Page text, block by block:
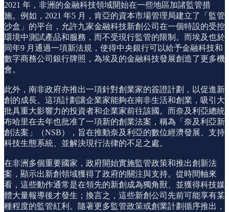
2021 年，非洲的金融科技領域開始在一些地區加諸監管措
施。例如，2021 年5 月，肯亞的資本市場管理局建立了「監管
沙盒」的平台，允許九家金融科技新創公司在一個特設的受控
環境中測試產品和服務，而不受現行監管的限制。而埃及也於
同年9 月通過一項新法規，使得中央銀行可以給予金融科技和
數字商務公司銀行牌照，為埃及的金融科技發展創造了更多機
會。
此外，南非政府亦推出一項針對創業家的簽證計劃，以促進新
創的成長。這項計劃讓企業家能夠在南非生活和創業，吸引大
批具重大影響力的投資者和企業家前往該國。而奈及利亞總統
布哈里在去年也批准了一項新的創業法案，稱為「奈及利亞新
創法案」（NSB），旨在推動奈及利亞的數位經濟發展、支持
科技生態系統、並解決現行法律的不足之處。
在非洲多個重要國家，政府開始實施監管政策和推出創新法
案，顯示出新創領域獲得了政府的關注與支持。從時間軸來
看，這些動作通常是在領先的新創成為獨角獸、並獲得科技媒
體大量報導後才發生；換言之，這些新創公司先前可能享有某
種程度的監管紅利。隨著更多監管政策或創業計劃循序推出，